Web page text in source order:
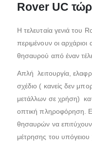
Rover UC
Η τελευταία γενιά του
περιμένουν οι
θησαυρού από έναν
Απλή λειτουργία,
σχέδιο ( κανείς δεν
μετάλλων σε χρήση)
οπτική πληροφόρηση.
θησαυρών να
μέτρησης του